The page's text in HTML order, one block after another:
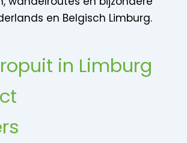
en Belgisch Limburg.
in Limburg